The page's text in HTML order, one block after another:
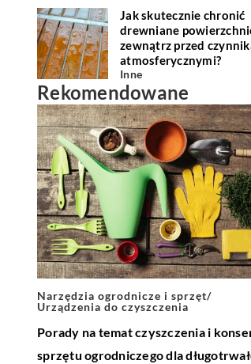
Jak skutecznie chronić
drewniane
zewnątrz przed
atmosferycznymi?
Inne
Rekomendowane
Narzędzia ogrodnicze i sprzęt/
Urządzenia do czyszczenia
Porady na temat czyszczenia i
sprzętu ogrodniczego dla